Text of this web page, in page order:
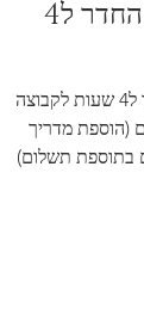
הזמינו את החדר ל4
הזמינו את החדר ל4 שעות לקבוצה
(הוספת מדריך
בתוספת תשלום)